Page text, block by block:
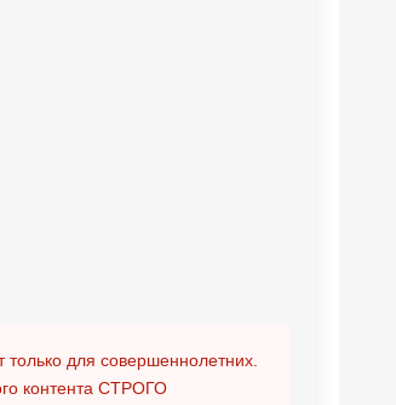
для совершеннолетних.
контента СТРОГО